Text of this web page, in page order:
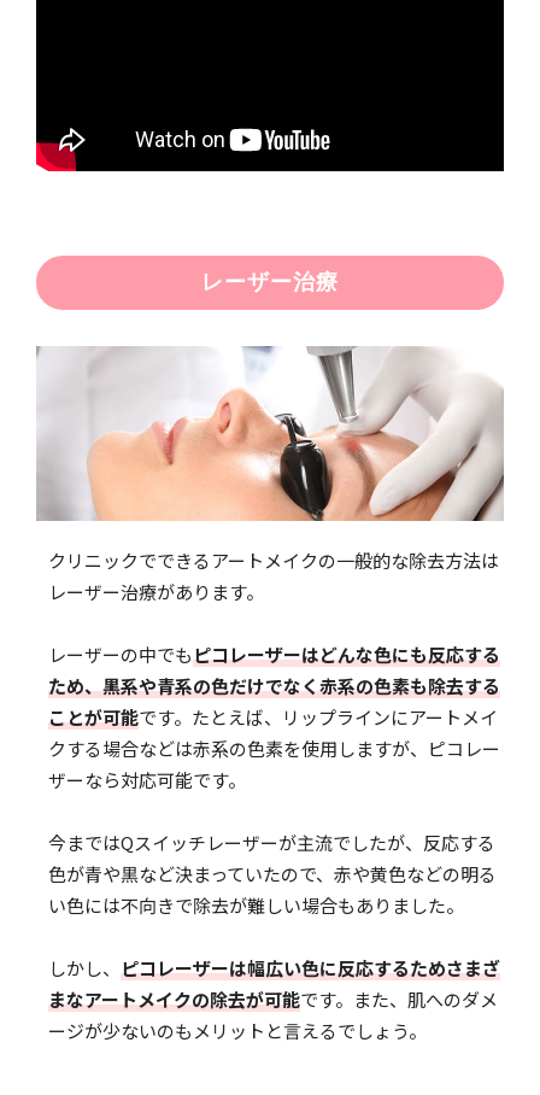
レーザー治療
クリニックでできるアートメイクの一般的な除去方法は
レーザー治療があります。
レーザーの中でもピコレーザーはどんな色にも反応する
ため、黒系や青系の色だけでなく赤系の色素も除去する
ことが可能です。たとえば、リップラインにアートメイ
クする場合などは赤系の色素を使用しますが、ピコレー
ザーなら対応可能です。
今まではQスイッチレーザーが主流でしたが、反応する
色が青や黒など決まっていたので、赤や黄色などの明る
い色には不向きで除去が難しい場合もありました。
しかし、 ピコレーザーは幅広い色に反応するためさまざ
まなアートメイクの除去が可能です。また、肌へのダメ
ージが少ないのもメリットと言えるでしょう。